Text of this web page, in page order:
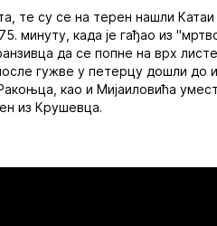
те су се на терен нашли Катаи
минуту, када је гађао из
да се попне на врх
гужве у петерцу дошли до
као и Мијаиловића
из Крушевца.